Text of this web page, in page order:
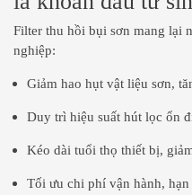
Filter thu hồi bụi sơn mang lại
nghiệp:
Giảm hao hụt vật liệu sơn,
Duy trì hiệu suất hút lọc ổn
Kéo dài tuổi thọ thiết bị,
Tối ưu chi phí vận hành,